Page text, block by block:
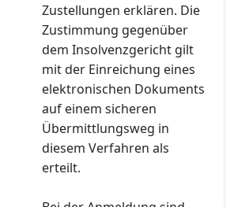
Zustellungen erklären. Die
Zustimmung gegenüber
dem Insolvenzgericht gilt
mit der Einreichung eines
elektronischen Dokuments
auf einem sicheren
Übermittlungsweg in
diesem Verfahren als
erteilt.